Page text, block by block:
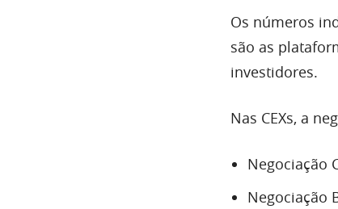
Os números
são as
investidores.
Nas CEXs, a
Negociação
Negociação